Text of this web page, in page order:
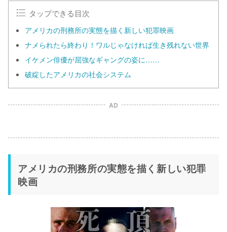
タップできる目次
アメリカの刑務所の実態を描く新しい犯罪映画
ナメられたら終わり！ワルじゃなければ生き残れない世界
イケメン俳優が屈強なギャングの姿に……
破綻したアメリカの社会システム
AD
アメリカの刑務所の実態を描く新しい犯罪
映画